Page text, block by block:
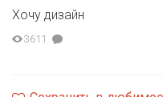
Хочу дизайн
3611